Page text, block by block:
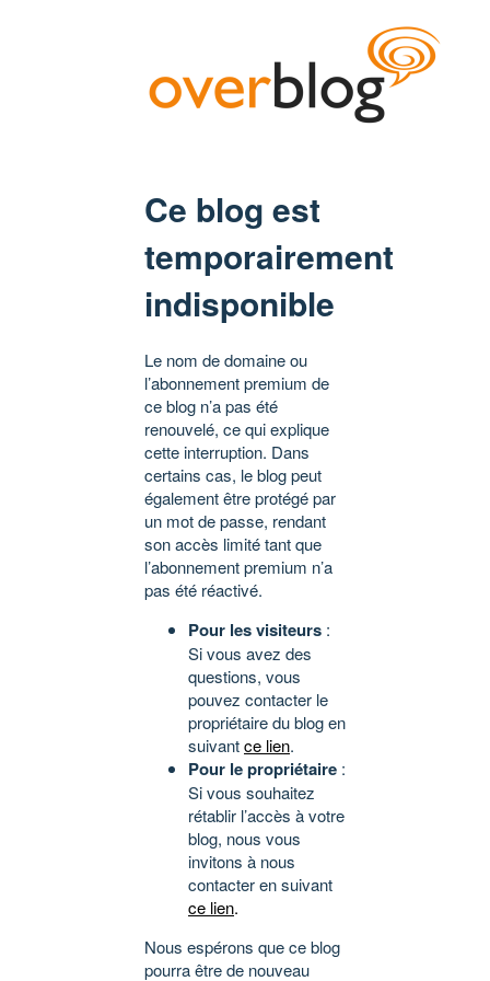
Ce blog est
temporairement
indisponible
Le nom de domaine ou
l’abonnement premium de
ce blog n’a pas été
renouvelé, ce qui explique
cette interruption. Dans
certains cas, le blog peut
également être protégé par
un mot de passe, rendant
son accès limité tant que
l’abonnement premium n’a
pas été réactivé.
Pour les visiteurs :
Si vous avez des
questions, vous
pouvez contacter le
propriétaire du blog en
suivantce lien.
Pour le propriétaire :
Si vous souhaitez
rétablir l’accès à votre
blog, nous vous
invitons à nous
contacter en suivant
ce lien.
Nous espérons que ce blog
pourra être de nouveau